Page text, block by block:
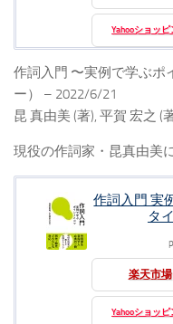
Yahooショッピ
作詞入門 〜実例で学ぶポ
ー） – 2022/6/21
昆 真由美 (著), 平賀 宏之 (
現役の作詞家・昆真由美
作詞入門 実
タ
楽天市場
Yahooショッピ